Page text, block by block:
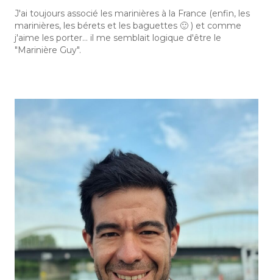
J'ai toujours associé les marinières à la France (enfin, les
marinières, les bérets et les baguettes 🙂 ) et comme
j'aime les porter... il me semblait logique d'être le
"Marinière Guy".